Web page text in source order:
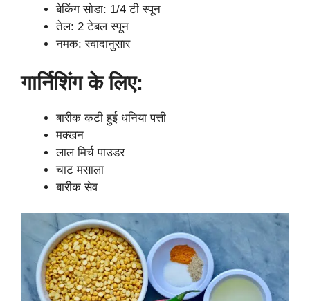
बेकिंग सोडा: 1/4 टी स्पून
तेल: 2 टेबल स्पून
नमक: स्वादानुसार
गार्निशिंग के लिए:
बारीक कटी हुई धनिया पत्ती
मक्खन
लाल मिर्च पाउडर
चाट मसाला
बारीक सेव